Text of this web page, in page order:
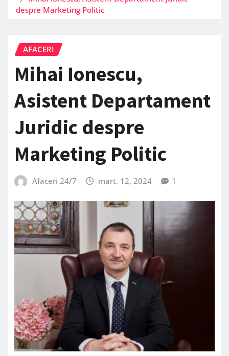
despre Marketing Politic
AFACERI
Mihai Ionescu,
Asistent Departament
Juridic despre
Marketing Politic
Afaceri 24/7 mart. 12, 2024 1